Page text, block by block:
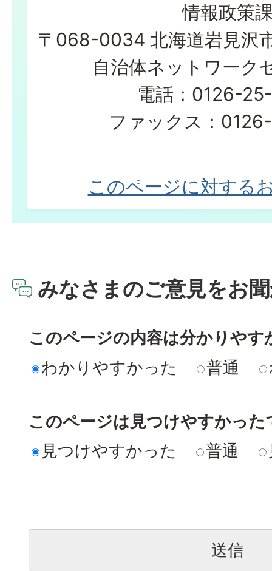
情報政策
〒068-0034 北海道岩見沢
自治体ネットワーク
電話：0126-
ファックス：
このページに対する
みなさまのご意見をお
このページの内容は分かりやす
わかりやすかった
普通
このページは見つけやすかった
見つけやすかった
普通